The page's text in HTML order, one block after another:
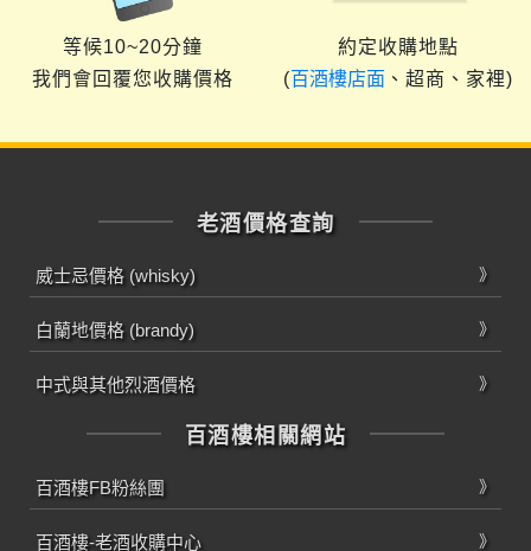
等候10~20分鐘
我們會回覆您收購價格
約定收購地點
(百酒樓店面 、超商、家裡)
老酒價格查詢
威士忌價格 (whisky)
白蘭地價格 (brandy)
中式與其他烈酒價格
百酒樓相關網站
百酒樓FB粉絲團
百酒樓-老酒收購中心